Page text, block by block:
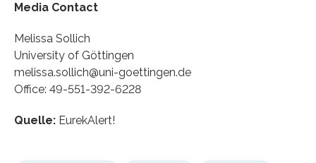
Media Contact
Melissa Sollich
University of Göttingen
melissa.sollich@uni-goettingen.de
Office: 49-551-392-6228
Quelle: EurekAlert!